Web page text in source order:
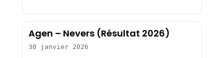
Agen – Nevers (Résultat 2026)
30 janvier 2026